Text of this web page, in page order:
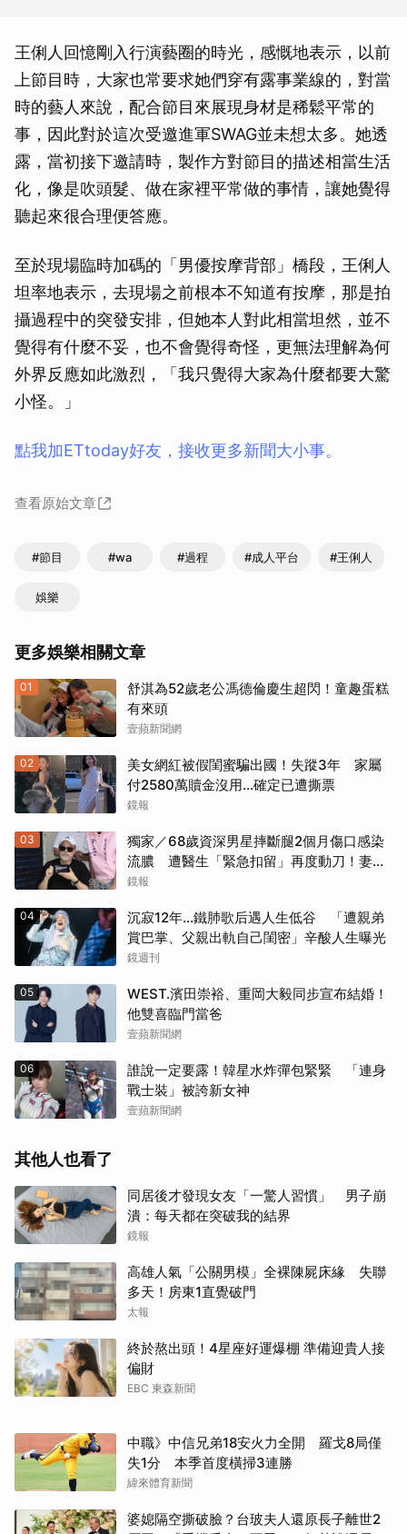
王俐人回憶剛入行演藝圈的時光，感慨地表示，以前
上節目時，大家也常要求她們穿有露事業線的，對當
時的藝人來說，配合節目來展現身材是稀鬆平常的
事，因此對於這次受邀進軍SWAG並未想太多。她透
露，當初接下邀請時，製作方對節目的描述相當生活
化，像是吹頭髮、做在家裡平常做的事情，讓她覺得
聽起來很合理便答應。
至於現場臨時加碼的「男優按摩背部」橋段，王俐人
坦率地表示，去現場之前根本不知道有按摩，那是拍
攝過程中的突發安排，但她本人對此相當坦然，並不
覺得有什麼不妥，也不會覺得奇怪，更無法理解為何
外界反應如此激烈，「我只覺得大家為什麼都要大驚
小怪。」
點我加ETtoday好友，接收更多新聞大小事。
查看原始文章
#節目 #wa #過程 #成人平台 #王俐人
娛樂
更多娛樂相關文章
01
舒淇為52歲老公馮德倫慶生超閃！童趣蛋糕
有來頭
壹蘋新聞網
02
美女網紅被假閨蜜騙出國！失蹤3年 家屬
付2580萬贖金沒用…確定已遭撕票
鏡報
03
獨家／68歲資深男星摔斷腿2個月傷口感染
流膿 遭醫生「緊急扣留」再度動刀！妻心
力交瘁曝現況
鏡報
04
沉寂12年…鐵肺歌后遇人生低谷 「遭親弟
賞巴掌、父親出軌自己閨密」辛酸人生曝光
鏡週刊
05
WEST.濱田崇裕、重岡大毅同步宣布結婚！
他雙喜臨門當爸
壹蘋新聞網
06
誰說一定要露！韓星水炸彈包緊緊 「連身
戰士裝」被誇新女神
壹蘋新聞網
其他人也看了
同居後才發現女友「一驚人習慣」 男子崩
潰：每天都在突破我的結界
鏡報
高雄人氣「公關男模」全裸陳屍床緣 失聯
多天！房東1直覺破門
太報
終於熬出頭！4星座好運爆棚 準備迎貴人接
偏財
EBC 東森新聞
中職》中信兄弟18安火力全開 羅戈8局僅
失1分 本季首度橫掃3連勝
緯來體育新聞
婆媳隔空撕破臉？台玻夫人還原長子離世2